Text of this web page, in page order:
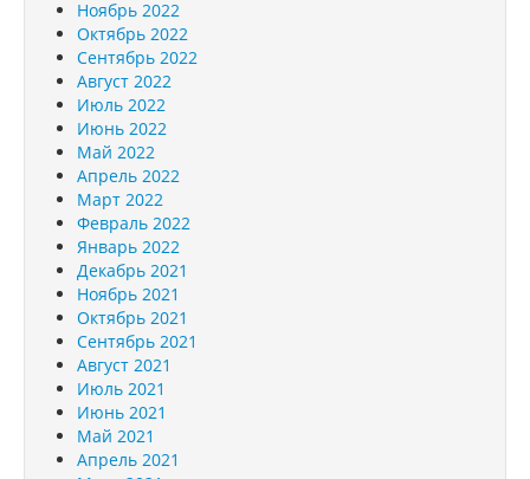
Ноябрь 2022
Октябрь 2022
Сентябрь 2022
Август 2022
Июль 2022
Июнь 2022
Май 2022
Апрель 2022
Март 2022
Февраль 2022
Январь 2022
Декабрь 2021
Ноябрь 2021
Октябрь 2021
Сентябрь 2021
Август 2021
Июль 2021
Июнь 2021
Май 2021
Апрель 2021